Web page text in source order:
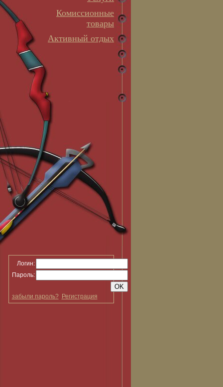
Комиссионные
товары
Активный отдых
Логин:
Пароль:
забыли пароль? Регистрация